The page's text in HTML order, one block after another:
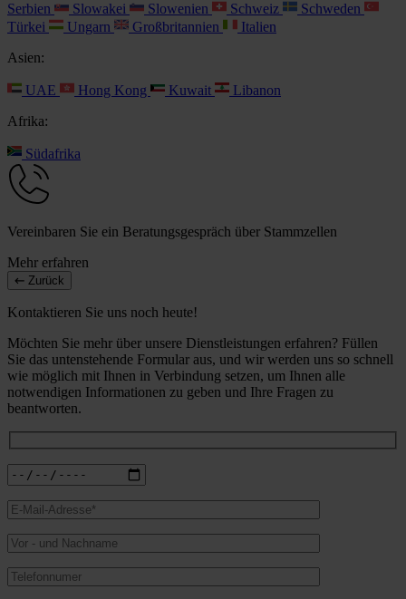
Serbien
Slowakei Slowenien Schweiz
Schweden
Türkei
Ungarn Großbritannien
Italien
Asien:
UAE Hong Kong Kuwait
Libanon
Afrika:
Südafrika
Vereinbaren Sie ein Beratungsgespräch über Stammzellen
Mehr erfahren
Zurück
Kontaktieren Sie uns noch heute!
Möchten Sie mehr über unsere Dienstleistungen erfahren? Füllen
Sie das untenstehende Formular aus, und wir werden uns so schnell
wie möglich mit Ihnen in Verbindung setzen, um Ihnen alle
notwendigen Informationen zu geben und Ihre Fragen zu
beantworten.